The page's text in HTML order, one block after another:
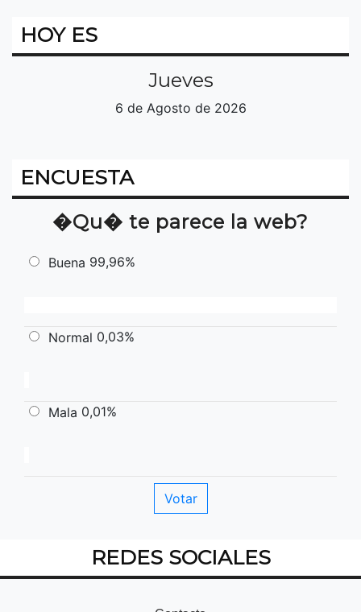
HOY ES
Jueves
6 de Agosto de 2026
ENCUESTA
�Qu� te parece la web?
Buena 99,96%
Normal 0,03%
Mala 0,01%
REDES SOCIALES